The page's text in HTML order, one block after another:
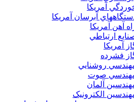
آمريکا
آبرسان آمريکا
آهن آمريکا
ارتباطي
آمريکا
فشرده
مهندسي روشنايي
مهندسي صوت
آلمان
الکترونيک